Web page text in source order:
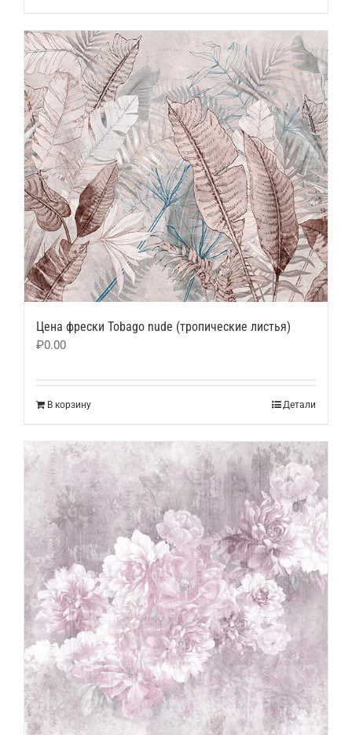
Цена фрески Tobago nude (тропические листья)
₽0.00
В корзину Детали